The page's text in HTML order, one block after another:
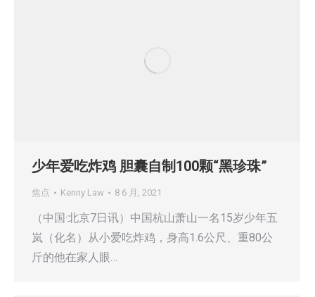
少年爱吃炸鸡 胆囊自制100颗“黑珍珠”
焦点 Kenny Law 8 6 月, 2021
（中国·北京7日讯）中国杭山萧山一名15岁少年五
岚（化名）从小爱吃炸鸡，身高1.6公尺、重80公
斤的他在家人眼…